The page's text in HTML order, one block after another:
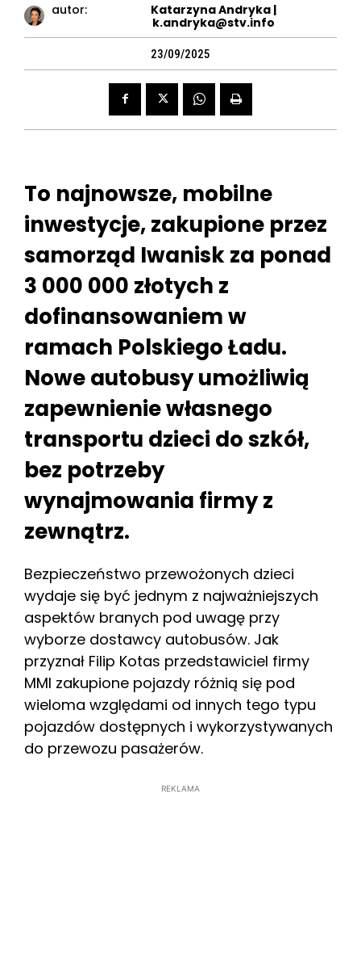
autor:
Katarzyna Andryka |
k.andryka@stv.info
23/09/2025
To najnowsze, mobilne
inwestycje, zakupione przez
samorząd Iwanisk za ponad
3 000 000 złotych z
dofinansowaniem w
ramach Polskiego Ładu.
Nowe autobusy umożliwią
zapewnienie własnego
transportu dzieci do szkół,
bez potrzeby
wynajmowania firmy z
zewnątrz.
Bezpieczeństwo przewożonych dzieci
wydaje się być jednym z najważniejszych
aspektów branych pod uwagę przy
wyborze dostawcy autobusów. Jak
przyznał Filip Kotas przedstawiciel firmy
MMI zakupione pojazdy różnią się pod
wieloma względami od innych tego typu
pojazdów dostępnych i wykorzystywanych
do przewozu pasażerów.
REKLAMA